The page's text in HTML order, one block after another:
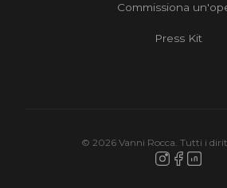
Commissiona
Press Kit
© 2026 Vanni Rocca. Tutti i